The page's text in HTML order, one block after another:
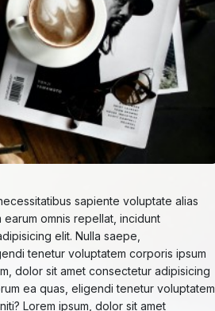
sapiente voluptate alias
omnis repellat, incidunt
elit. Nulla saepe,
tenetur voluptatem corporis ipsum
dolor sit amet consectetur adipisicing
ea quas, eligendi tenetur voluptatem
Lorem ipsum, dolor sit amet